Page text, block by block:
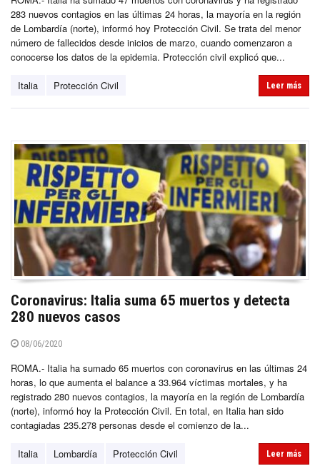
283 nuevos contagios en las últimas 24 horas, la mayoría en la región
de Lombardía (norte), informó hoy Protección Civil. Se trata del menor
número de fallecidos desde inicios de marzo, cuando comenzaron a
conocerse los datos de la epidemia. Protección civil explicó que...
Italia Protección Civil Leer más
Coronavirus: Italia suma 65 muertos y detecta
280 nuevos casos
08/06/2020
ROMA.- Italia ha sumado 65 muertos con coronavirus en las últimas 24
horas, lo que aumenta el balance a 33.964 víctimas mortales, y ha
registrado 280 nuevos contagios, la mayoría en la región de Lombardía
(norte), informó hoy la Protección Civil. En total, en Italia han sido
contagiadas 235.278 personas desde el comienzo de la...
Italia Lombardía Protección Civil Leer más